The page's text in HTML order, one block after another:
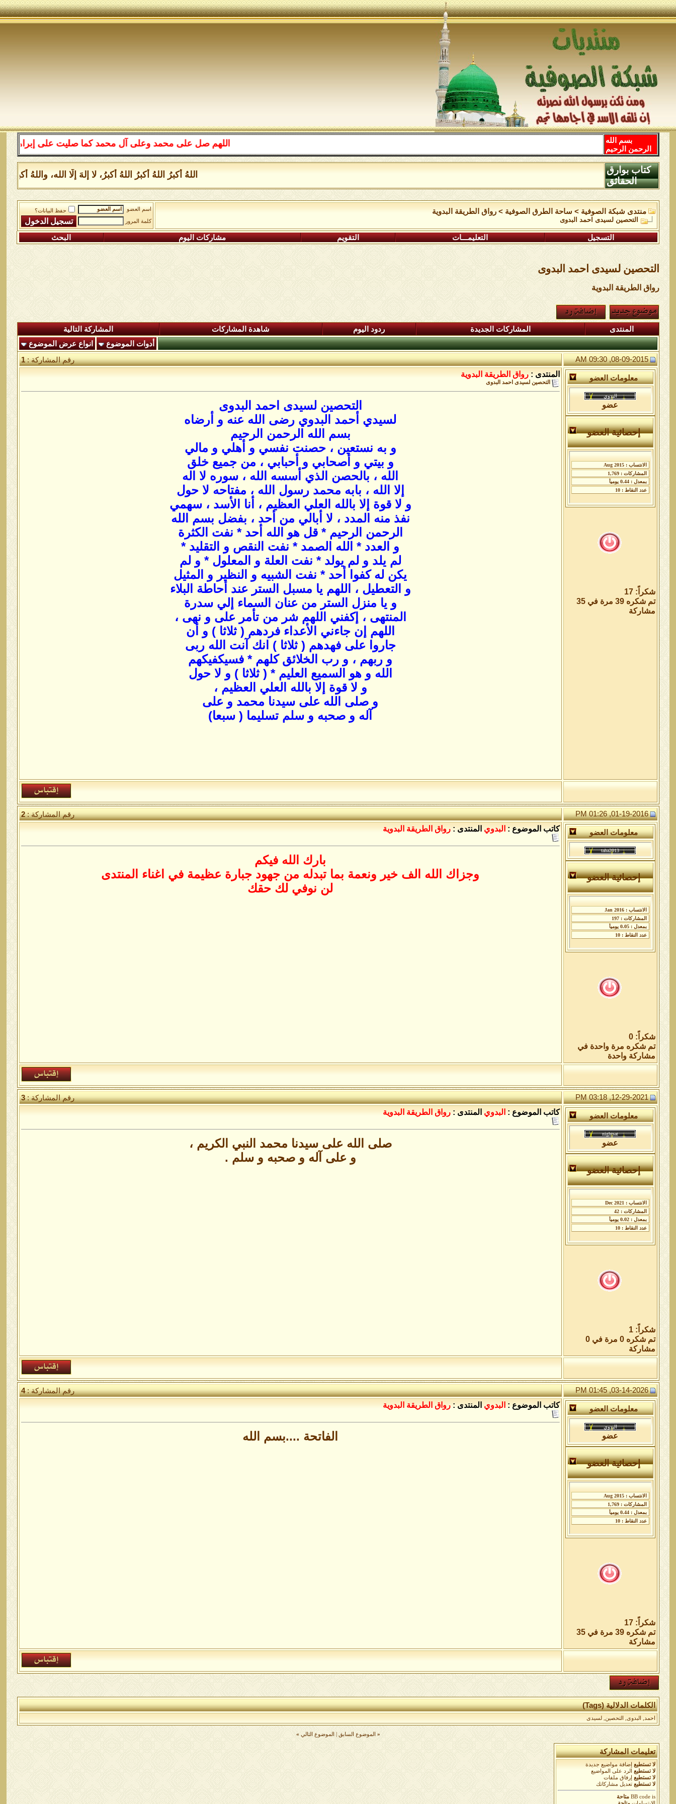
اللهم صل على محمد وعلى آل محمد كما صليت على إبراهيم وعلى آل
بسم الله
الرحمن الرحيم
اللهُ أكبرُ اللهُ أكبرُ اللهُ أكبرُ، لا إلهَ إلَّا الله، واللهُ أكبر
كتاب بوارق
الحقائق
منتدى شبكة الصوفية > ساحة الطرق الصوفية >رواق الطريقة البدوية
التحصين لسيدى احمد البدوى
اسم العضو
حفظ البيانات؟
كلمة المرور
التسجيل التعليمـــات التقويم مشاركات اليوم البحث
التحصين لسيدى احمد البدوى
رواق الطريقة البدوية
المنتدى المشاركات الجديدة ردود اليوم شاهدة المشاركات
المشاركة التالية
أدوات الموضوع
انواع عرض الموضوع
08-09-2015, 09:30 AM
رقم المشاركة :1
معلومات العضو
عضو
إحصائية العضو
شكراً: 17
تم شكره 39 مرة في 35
مشاركة
المنتدى : رواق الطريقة البدوية
التحصين لسيدى احمد البدوى
التحصين لسيدى احمد البدوى
لسيدي أحمد البدوي رضى الله عنه و أرضاه
بسم الله الرحمن الرحيم
و به نستعين ، حصنت نفسي و أهلي و مالي
و بيتي و أصحابي و أحبابي ، من جميع خلق
الله ، بالحصن الذي أسسه الله ، سوره لا اله
إلا الله ، بابه محمد رسول الله ، مفتاحه لا حول
و لا قوة إلا بالله العلي العظيم ، أنا الأسد ، سهمي
نفذ منه المدد ، لا أبالي من أحد ، بفضل بسم الله
الرحمن الرحيم * قل هو الله أحد * نفت الكثرة
و العدد * الله الصمد * نفت النقص و التقليد *
لم يلد و لم يولد * نفت العلة و المعلول * و لم
يكن له كفوا أحد * نفت الشبيه و النظير و المثيل
و التعطيل ، اللهم يا مسبل الستر عند أحاطة البلاء
و يا منزل الستر من عنان السماء إلي سدرة
المنتهى ، إكفني اللهم شر من تأمر على و نهى ،
اللهم إن جاءني الأعداء فردهم ( ثلاثا ) و أن
جاروا على فهدهم ( ثلاثا ) انك آنت الله ربى
و ربهم ، و رب الخلائق كلهم * فسيكفيكهم
الله و هو السميع العليم * ( ثلاثا ) و لا حول
و لا قوة إلا بالله العلي العظيم ،
و صلى الله على سيدنا محمد و على
آله و صحبه و سلم تسليما ( سبعا)
01-19-2016, 01:26 PM رقم المشاركة :2
معلومات العضو
إحصائية العضو
شكراً: 0
تم شكره مرة واحدة في
مشاركة واحدة
كاتب الموضوع : البدوي المنتدى : رواق الطريقة البدوية
بارك الله فيكم
وجزاك الله الف خير ونعمة بما تبدله من جهود جبارة عظيمة في اغناء المنتدى
لن نوفي لك حقك
12-29-2021, 03:18 PM رقم المشاركة :3
معلومات العضو
عضو
إحصائية العضو
شكراً: 1
تم شكره 0 مرة في 0
مشاركة
كاتب الموضوع : البدوي المنتدى : رواق الطريقة البدوية
صلى الله على سيدنا محمد النبي الكريم ،
و على آله و صحبه و سلم .
03-14-2026, 01:45 PM رقم المشاركة :4
معلومات العضو
عضو
إحصائية العضو
شكراً: 17
تم شكره 39 مرة في 35
مشاركة
كاتب الموضوع : البدوي المنتدى : رواق الطريقة البدوية
الفاتحة ....بسم الله
الكلمات الدلالية (Tags)
احمد البدوى التحصين ,لسيدى
« الموضوع السابق الموضوع التالي »
تعليمات المشاركة
لا تستطيع
إضافة مواضيع جديدة
لا تستطيع
الرد على المواضيع
لا تستطيع
إرفاق ملفات
لا تستطيع تعديل مشاركاتك
BB codeis
متاحة